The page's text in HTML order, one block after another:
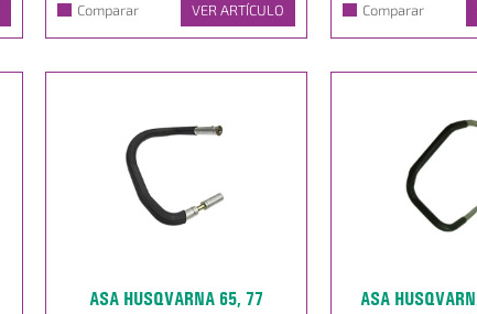
Comparar VER ARTÍCULO Comparar
ASA HUSQVARNA 65, 77
ASA